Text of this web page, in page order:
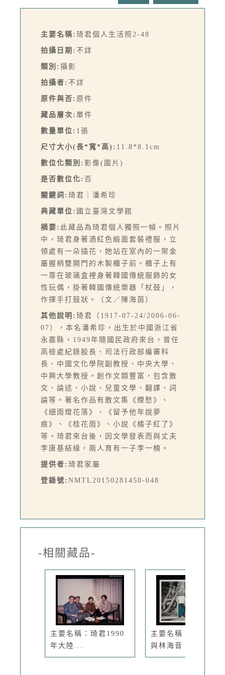
主要名稱: 琦君個人生活照2-48
拍攝日期: 不詳
類別: 攝影
拍攝者: 不詳
原件與否: 原件
藏品層次: 單件
數量單位: 1張
尺寸大小(長*寬*高): 11.8*8.1cm
數位化類別: 影像(圖片)
是否數位化: 否
關鍵詞: 琦君｜潘希珍
典藏單位: 國立臺灣文學館
摘要: 此藏品為琦君個人獨照一幀。照片
中，琦君身著酒紅色緞面套裝禮服，立
領處有一朵插花，她站在室內的一架金
屬握柄雙開門的木製櫃子前。櫃子上有
一尊在玻璃盒裡身著韓國傳統服飾的女
性玩偶，掛著韓國傳統樂器「杖鼓」，
作揮手打鼓狀。（文／陳海茵）
其他說明: 琦君（1917-07-24/2006-06-
07），本名潘希珍，出生於中國浙江省
永嘉縣，1949年隨國民政府來台，曾任
高檢處紀錄股長、司法行政部編審科
長、中國文化學院副教授、中央大學、
中興大學教授。創作文類豐富，包含散
文、論述、小說、兒童文學、翻譯、詞
論等。著名作品有散文集《煙愁》、
《細雨燈花落》、《留予他年說夢
痕》、《桂花雨》、小說《橘子紅了》
等。琦君來台後，因文學發表而與丈夫
李唐基結緣，兩人育有一子李一楠。
提供者: 琦君家屬
登錄號: NMTL20150281450-048
-相關藏品-
主要名稱：琦君1990
年大陸...
主要名稱：琦君夫婦
與林海音、...